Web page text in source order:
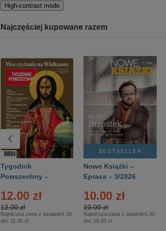
High-contrast mode
Najczęściej kupowane razem
Tygodnik
Powszechny –
12.00 zł
12.00 zł
Najniższa cena z ostatnich 30
dni: 11.40 zł
BESTSELLER
Nowe Książki –
Eprasa – 3/2026
10.00 zł
10.00 zł
Najniższa cena z ostatnich 30
dni: 10.00 zł